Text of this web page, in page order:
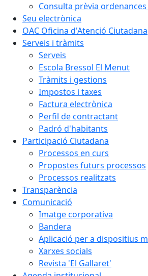
Consulta prèvia
Seu electrònica
OAC Oficina d'Atenció Ciutadana
Serveis i tràmits
Serveis
Escola Bressol El Menut
Tràmits i gestions
Impostos i taxes
Factura electrònica
Perfil de contractant
Padró d'habitants
Participació Ciutadana
Processos en curs
Propostes futurs processos
Processos realitzats
Transparència
Comunicació
Imatge corporativa
Bandera
Aplicació per a dispositius
Xarxes socials
Revista 'El Gallaret'